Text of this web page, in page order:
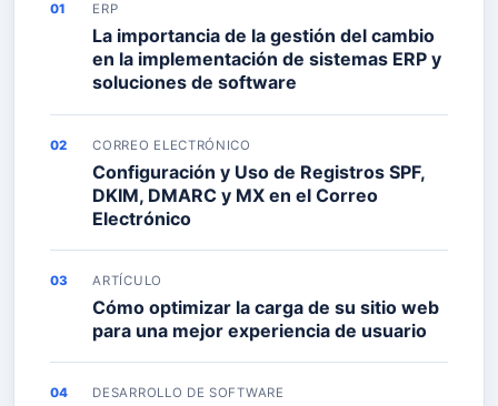
ERP
La importancia de la gestión del cambio
en la implementación de sistemas ERP y
soluciones de software
CORREO ELECTRÓNICO
Configuración y Uso de Registros SPF,
DKIM, DMARC y MX en el Correo
Electrónico
ARTÍCULO
Cómo optimizar la carga de su sitio web
para una mejor experiencia de usuario
DESARROLLO DE SOFTWARE